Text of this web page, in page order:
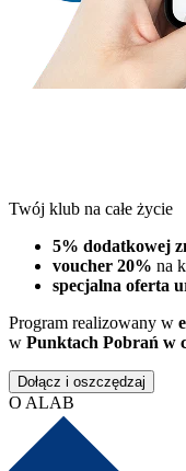
Twój klub na całe życie
5% dodatkowej
voucher 20% na
specjalna oferta
Program realizowany w
w Punktach Pobrań w
Dołącz i oszczędzaj
O ALAB